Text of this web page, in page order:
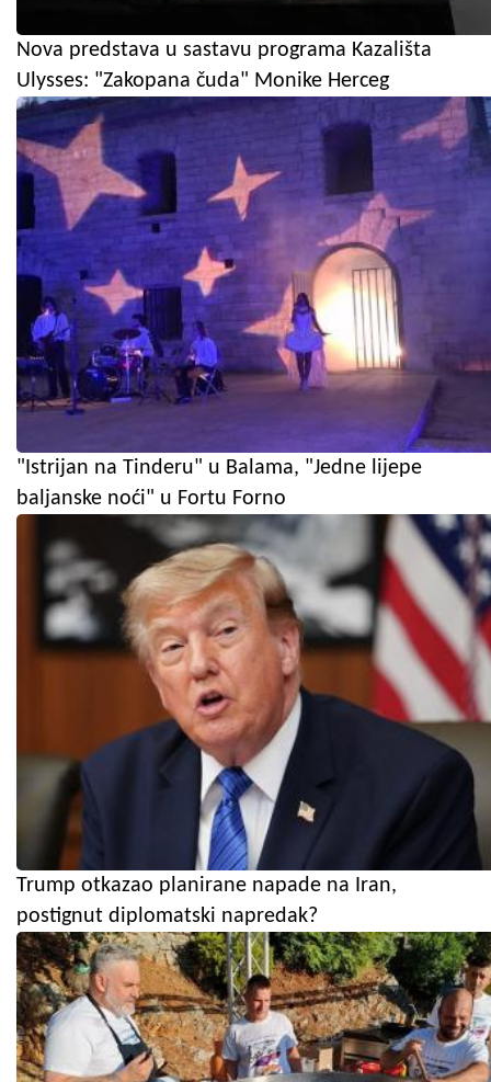
Nova predstava u sastavu programa Kazališta
Ulysses: "Zakopana čuda" Monike Herceg
"Istrijan na Tinderu" u Balama, "Jedne lijepe
baljanske noći" u Fortu Forno
Trump otkazao planirane napade na Iran,
postignut diplomatski napredak?